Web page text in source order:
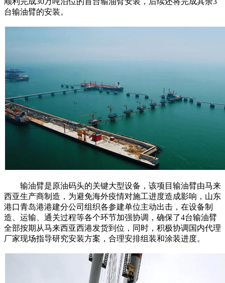
台输油臂的安装。
输油臂是原油码头的关键大型设备，该项目输油臂由马来
西亚生产商制造，为避免海外疫情对施工进度造成影响，山东
港口青岛港港建分公司组织各参建单位主动出击，在设备制
造、运输、通关过程等各个环节加强协调，确保了4台输油臂
全部按期从马来西亚西港发货到位，同时，积极协调国内代理
厂家现场指导研究安装方案，合理安排组装和涂装进度。